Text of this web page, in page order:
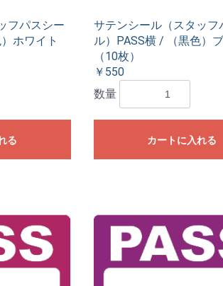
フパスシー
ホワイト
る
サテンシール（スタッフ
ル）PASS横 / （黒色）
（10枚）
￥550
数量
カートに入れる